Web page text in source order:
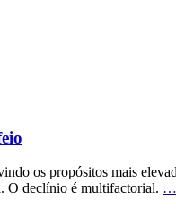
os propósitos mais
O declínio é multifactorial. …